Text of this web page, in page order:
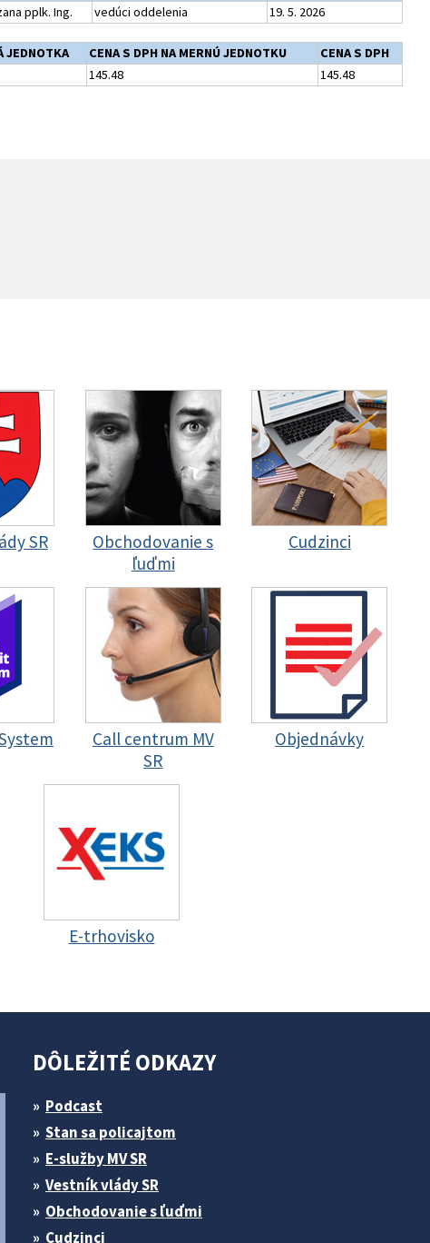
pplk. Ing. vedúci oddelenia 19. 5. 2026
JEDNOTKA CENA S DPH NA MERNÚ JEDNOTKU
CENA S DPH
145.48 145.48
SR
Obchodovanie s
ľuďmi
Cudzinci
Call centrum MV
SR
Objednávky
E-trhovisko
DÔLEŽITÉ ODKAZY
Podcast
Stan sa policajtom
E-služby MV SR
Vestník vlády SR
Obchodovanie s ľuďmi
Cudzinci